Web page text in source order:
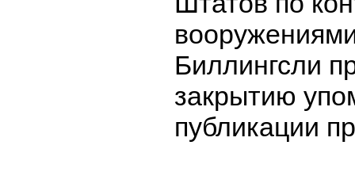
Биллингсли
закрытию
публикации